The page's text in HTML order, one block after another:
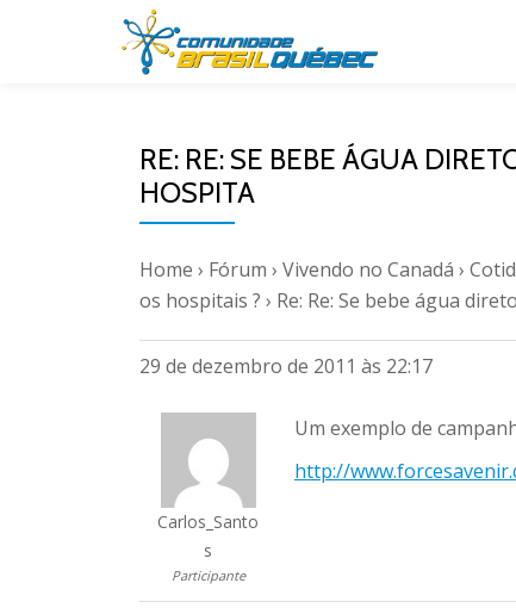
RE: RE: SE BEBE ÁGUA
HOSPITA
Home › Fórum › Vivendo no Canadá ›
os hospitais ? › Re: Re: Se bebe água
29 de dezembro de 2011 às 22:17
Carlos_Santo
s
Participante
Um exemplo de
http://